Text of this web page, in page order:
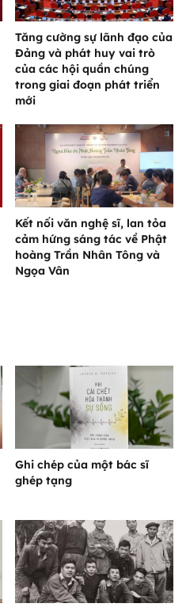
Tăng cường sự lãnh đạo của
Đảng và phát huy vai trò
của các hội quần chúng
trong giai đoạn phát triển
mới
Kết nối văn nghệ sĩ, lan tỏa
cảm hứng sáng tác về Phật
hoàng Trần Nhân Tông và
Ngọa Vân
Ghi chép của một bác sĩ
ghép tạng